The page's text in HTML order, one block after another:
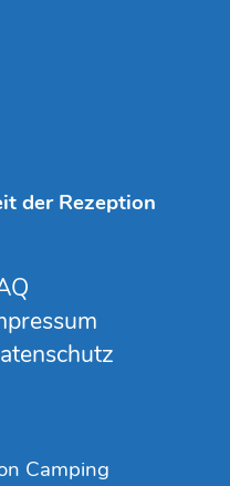
Camping
der Rezeption